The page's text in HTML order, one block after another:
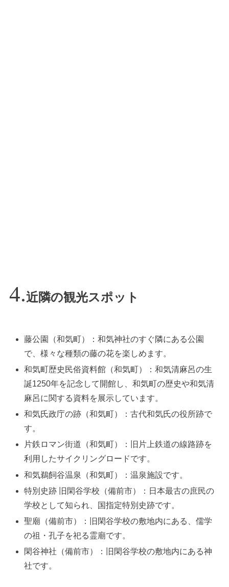
近隣の観光スポット
藤公園（和気町）：和気神社のすぐ隣にある公園
で、様々な種類の藤の花を楽しめます。
和気町歴史民俗資料館（和気町）：和気清麻呂の生
誕1250年を記念して開館し、和気町の歴史や和気清
麻呂に関する資料を展示しています。
和気氏政庁の跡（和気町）：古代和気氏の役所跡で
す。
片鉄ロマン街道（和気町）：旧片上鉄道の線路跡を
利用したサイクリングロードです。
和気鵜飼谷温泉（和気町）：温泉施設です。
特別史跡 旧閑谷学校（備前市）：日本最古の庶民の
学校として知られ、国指定特別史跡です。
聖廟（備前市）：旧閑谷学校の敷地内にある、儒学
の祖・孔子を祀る霊廟です。
閑谷神社（備前市）：旧閑谷学校の敷地内にある神
社です。